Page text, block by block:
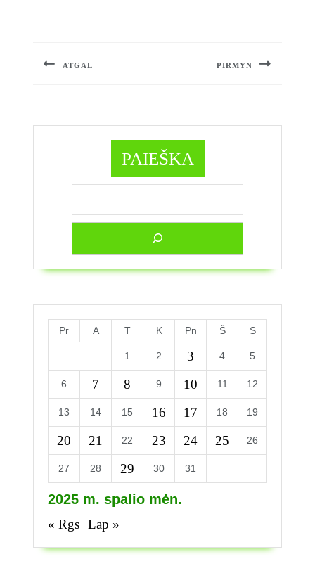
ATGAL PIRMYN
PAIEŠKA
2025 m. spalio mėn.
Pr A T K Pn Š S
1 2 3 4 5
6 7 8 9 10 11 12
13 14 15 16 17 18 19
20 21 22 23 24 25 26
27 28 29 30 31
« Rgs Lap »